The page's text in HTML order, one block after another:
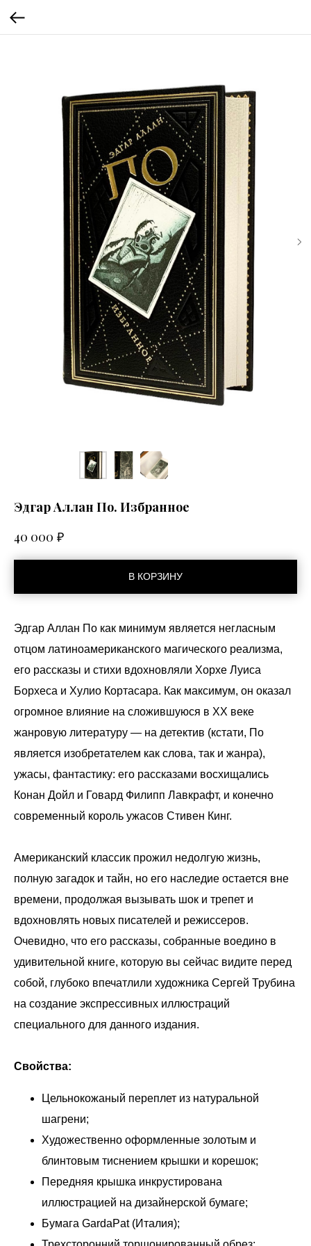
Эдгар Аллан По. Избранное
40 000 ₽
В КОРЗИНУ
Эдгар Аллан По как минимум является негласным
отцом латиноамериканского магического реализма,
его рассказы и стихи вдохновляли Хорхе Луиса
Борхеса и Хулио Кортасара. Как максимум, он оказал
огромное влияние на сложившуюся в ХХ веке
жанровую литературу — на детектив (кстати, По
является изобретателем как слова, так и жанра),
ужасы, фантастику: его рассказами восхищались
Конан Дойл и Говард Филипп Лавкрафт, и конечно
современный король ужасов Стивен Кинг.
Американский классик прожил недолгую жизнь,
полную загадок и тайн, но его наследие остается вне
времени, продолжая вызывать шок и трепет и
вдохновлять новых писателей и режиссеров.
Очевидно, что его рассказы, собранные воедино в
удивительной книге, которую вы сейчас видите перед
собой, глубоко впечатлили художника Сергей Трубина
на создание экспрессивных иллюстраций
специального для данного издания.
Свойства:
Цельнокожаный переплет из натуральной
шагрени;
Художественно оформленные золотым и
блинтовым тиснением крышки и корешок;
Передняя крышка инкрустирована
иллюстрацией на дизайнерской бумаге;
Бумага GardaPat (Италия);